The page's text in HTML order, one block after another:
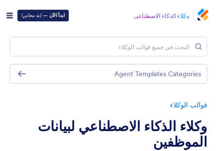
وكلاء الذكاء الاصطناعي ابدأ الآن —إنه مجاني!
قوالب الوكلاء
وكلاء الذكاء الاصطناعي لبيانات
الموظفين
Agent Templates Categories